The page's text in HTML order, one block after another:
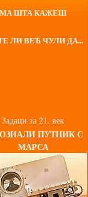
МА ШТА КАЖЕШ
ЛИ ВЕЋ ЧУЛИ ДА...
Задаци за 21. век
ПУТНИК С
МАРСА